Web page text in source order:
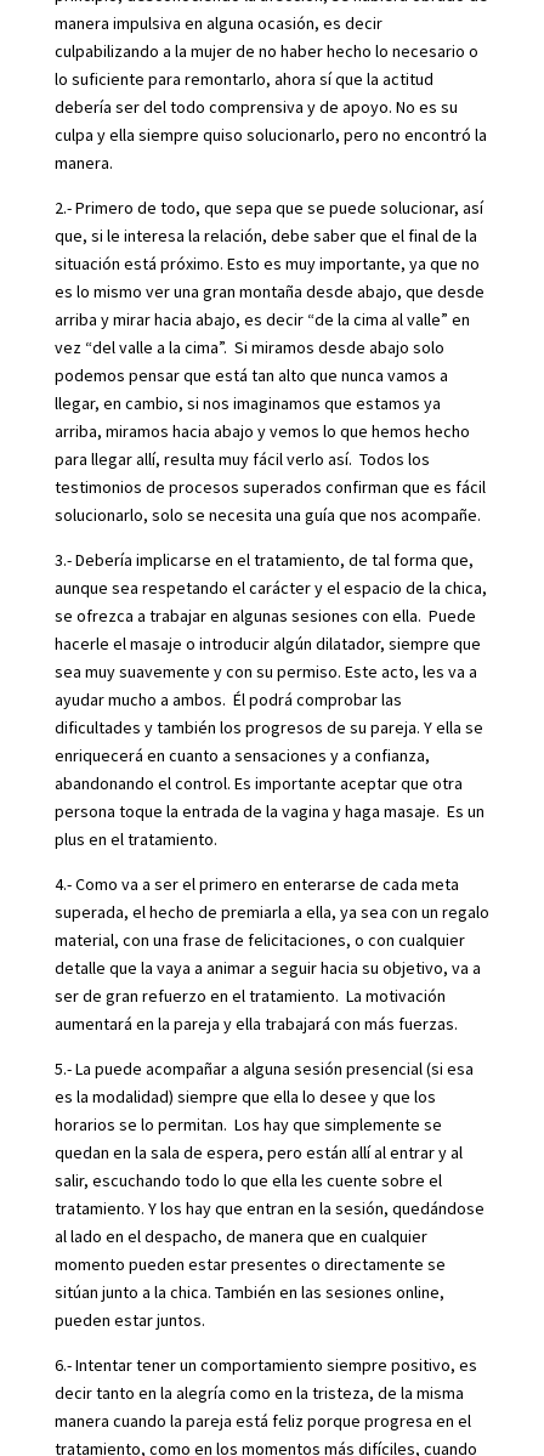
manera impulsiva en alguna ocasión, es decir
culpabilizando a la mujer de no haber hecho lo necesario o
lo suficiente para remontarlo, ahora sí que la actitud
debería ser del todo comprensiva y de apoyo. No es su
culpa y ella siempre quiso solucionarlo, pero no encontró la
manera.
2.- Primero de todo, que sepa que se puede solucionar, así
que, si le interesa la relación, debe saber que el final de la
situación está próximo. Esto es muy importante, ya que no
es lo mismo ver una gran montaña desde abajo, que desde
arriba y mirar hacia abajo, es decir “de la cima al valle” en
vez “del valle a la cima”. Si miramos desde abajo solo
podemos pensar que está tan alto que nunca vamos a
llegar, en cambio, si nos imaginamos que estamos ya
arriba, miramos hacia abajo y vemos lo que hemos hecho
para llegar allí, resulta muy fácil verlo así. Todos los
testimonios de procesos superados confirman que es fácil
solucionarlo, solo se necesita una guía que nos acompañe.
3.- Debería implicarse en el tratamiento, de tal forma que,
aunque sea respetando el carácter y el espacio de la chica,
se ofrezca a trabajar en algunas sesiones con ella. Puede
hacerle el masaje o introducir algún dilatador, siempre que
sea muy suavemente y con su permiso. Este acto, les va a
ayudar mucho a ambos. Él podrá comprobar las
dificultades y también los progresos de su pareja. Y ella se
enriquecerá en cuanto a sensaciones y a confianza,
abandonando el control. Es importante aceptar que otra
persona toque la entrada de la vagina y haga masaje. Es un
plus en el tratamiento.
4.- Como va a ser el primero en enterarse de cada meta
superada, el hecho de premiarla a ella, ya sea con un regalo
material, con una frase de felicitaciones, o con cualquier
detalle que la vaya a animar a seguir hacia su objetivo, va a
ser de gran refuerzo en el tratamiento. La motivación
aumentará en la pareja y ella trabajará con más fuerzas.
5.- La puede acompañar a alguna sesión presencial (si esa
es la modalidad) siempre que ella lo desee y que los
horarios se lo permitan. Los hay que simplemente se
quedan en la sala de espera, pero están allí al entrar y al
salir, escuchando todo lo que ella les cuente sobre el
tratamiento. Y los hay que entran en la sesión, quedándose
al lado en el despacho, de manera que en cualquier
momento pueden estar presentes o directamente se
sitúan junto a la chica. También en las sesiones online,
pueden estar juntos.
6.- Intentar tener un comportamiento siempre positivo, es
decir tanto en la alegría como en la tristeza, de la misma
manera cuando la pareja está feliz porque progresa en el
tratamiento, como en los momentos más difíciles, cuando